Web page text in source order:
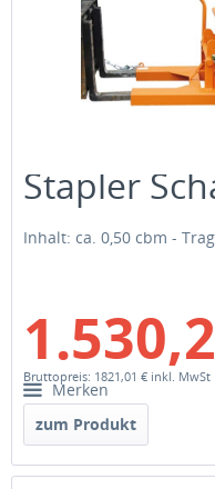
Stapler
Inhalt: ca. 0,50 cbm -
Bruttopreis: 1821,01 € inkl. MwSt
Merken
zum Produkt